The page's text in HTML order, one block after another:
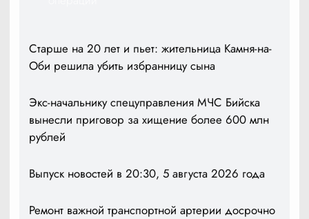
Старше на 20 лет и пьет: жительница Камня-на-
Оби решила убить избранницу сына
Экс-начальнику спецуправления МЧС Бийска
вынесли приговор за хищение более 600 млн
рублей
Выпуск новостей в 20:30, 5 августа 2026 года
Ремонт важной транспортной артерии досрочно